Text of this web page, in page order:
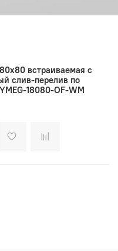
встраиваемая с
слив-перелив по
18080-OF-WM